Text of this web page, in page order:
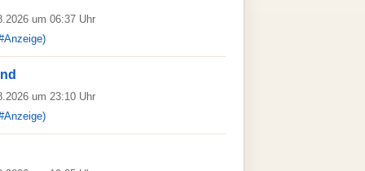
um 06:37 Uhr
um 23:10 Uhr